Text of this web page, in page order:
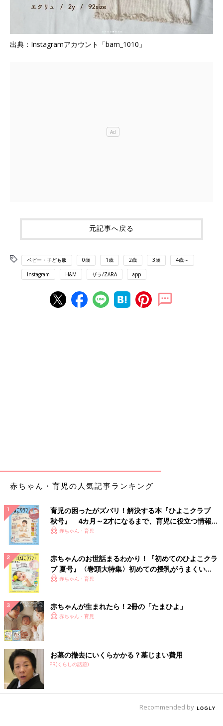
出典：Instagramアカウント「barn_1010」
元記事へ戻る
ベビー・子ども服 0歳 1歳 2歳 3歳 4歳～
Instagram H&M ザラ/ZARA app
赤ちゃん・育児の人気記事ランキング
育児の困ったがズバリ！解決する本『ひよこクラブ
秋号』 4カ月～2才になるまで、育児に役立つ情報が
いっぱい！
赤ちゃん・育児
赤ちゃんのお世話まるわかり！『初めてのひよこクラ
ブ 夏号』〈巻頭大特集〉初めての授乳がうまくい
く！ おっぱい・ミルクの基本と夏のトラブル 解決テ
赤ちゃん・育児
赤ちゃんが生まれたら！2冊の「たまひよ」
赤ちゃん・育児
お墓の撤去にいくらかかる？墓じまい費用
PR(くらしの話題)
Recommended by